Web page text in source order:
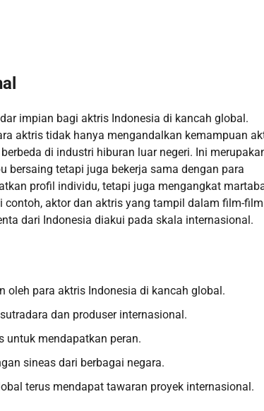
impian bagi aktris Indonesia di kancah global.
aktris tidak hanya mengandalkan kemampuan
di industri hiburan luar negeri. Ini
bersaing tetapi juga bekerja sama dengan para
profil individu, tetapi juga mengangkat
contoh, aktor dan aktris yang tampil dalam film-film
dari Indonesia diakui pada skala internasional.
oleh para aktris Indonesia di kancah global.
dan produser internasional.
untuk mendapatkan peran.
sineas dari berbagai negara.
terus mendapat tawaran proyek internasional.